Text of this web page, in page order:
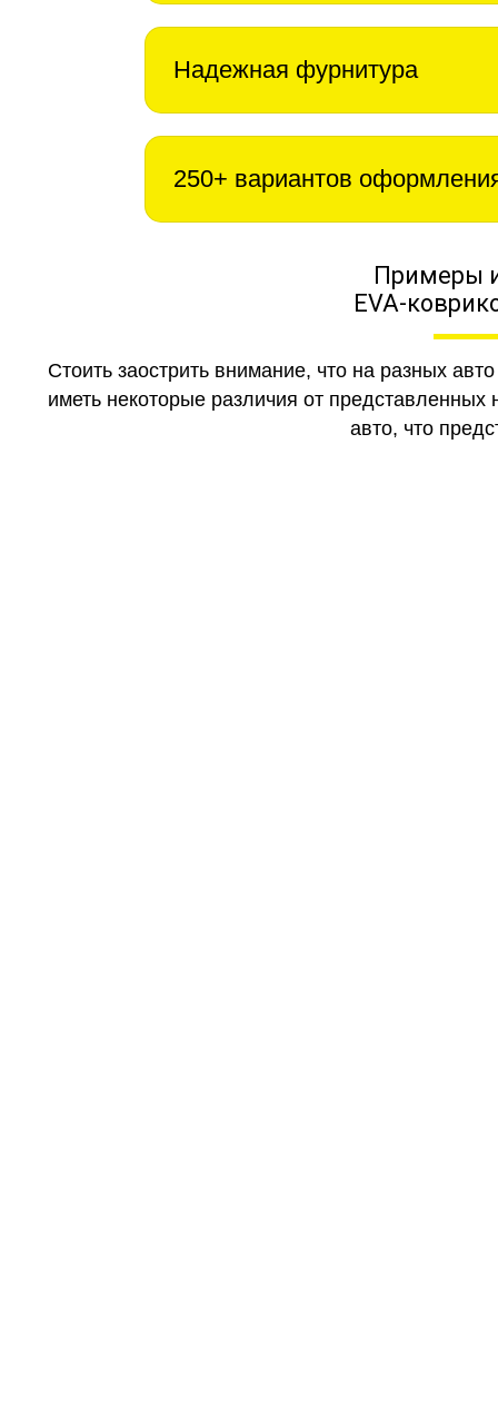
Надежная фурнитура
250+ вариантов
Примеры
EVA-
Стоить заострить внимание, что на разных
иметь некоторые различия от
авто, что